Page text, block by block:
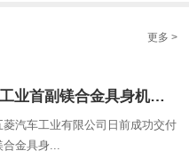
更多 >
​五菱工业首副镁合金具身机器人骨架成功交付
菱汽车工业有限公司日前成功交付
金具身...